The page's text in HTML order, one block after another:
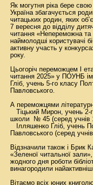
Як могутня ріка бере
Україна збагачується
читацьких родин, яких
7 вересня до відділу
читання «Непереможна та
наймолодші користувачі
активну участь у
року.
Цьогоріч переможцем I
читання 2025» у ПОУНБ
Гліб, учень 5-го класу
Павловського.
А переможцями
Тіцький Мирон, учень 2-
школи № 45 (серед учнів
Ілляшенко Гліб, учень
Павловського (серед
Відзначили також і Брик
«Зеленої читальної
жодного дня роботи
винагородили
Вітаємо всіх юних